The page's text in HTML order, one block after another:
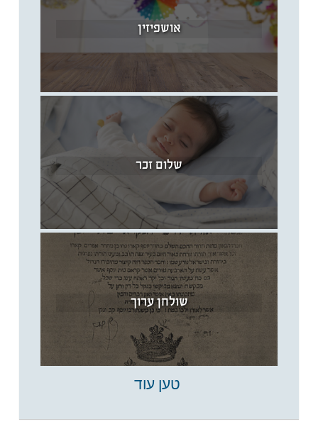
אושפיזין
שלום זכר
שולחן ערוך
טען עוד